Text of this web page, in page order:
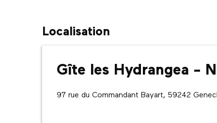
Localisation
Gîte les Hydrangea -
97 rue du Commandant Bayart, 59242